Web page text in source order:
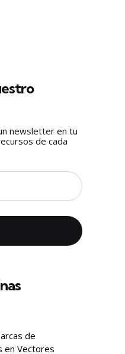
newsletter en tu
de cada
de
en Vectores